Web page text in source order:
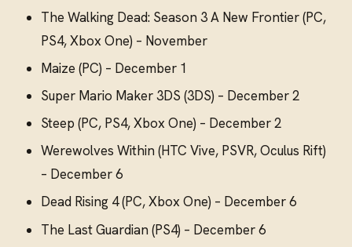
The Walking Dead: Season 3 A New Frontier (PC,
PS4, Xbox One) – November
Maize (PC) – December 1
Super Mario Maker 3DS (3DS) – December 2
Steep (PC, PS4, Xbox One) – December 2
Werewolves Within (HTC Vive, PSVR, Oculus Rift)
– December 6
Dead Rising 4 (PC, Xbox One) – December 6
The Last Guardian (PS4) – December 6